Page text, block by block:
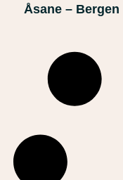
Åsane – Bergen